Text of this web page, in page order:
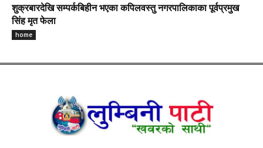
शुक्रबारदेखि सम्पर्कबिहीन भएका कपिलवस्तु नगरपालिकाका पूर्वप्रमुख
सिंह मृत फेला
home